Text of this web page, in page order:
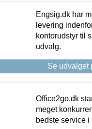
Engsig.dk har
levering
kontorudstyr til
udvalg.
Se udvalget
Office2go.dk
meget
bedste service